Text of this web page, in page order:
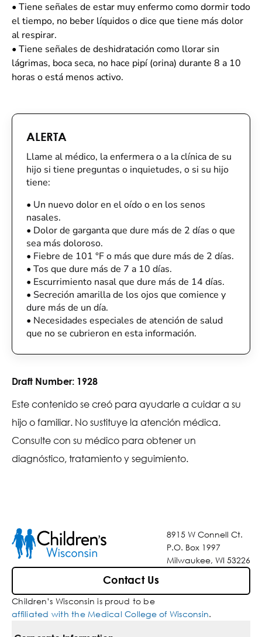
• Tiene señales de estar muy enfermo como dormir todo
el tiempo, no beber líquidos o dice que tiene más dolor
al respirar.
• Tiene señales de deshidratación como llorar sin
lágrimas, boca seca, no hace pipí (orina) durante 8 a 10
horas o está menos activo.
ALERTA
Llame al médico, la enfermera o a la clínica de su
hijo si tiene preguntas o inquietudes, o si su hijo
tiene:
• Un nuevo dolor en el oído o en los senos
nasales.
• Dolor de garganta que dure más de 2 días o que
sea más doloroso.
• Fiebre de 101 °F o más que dure más de 2 días.
• Tos que dure más de 7 a 10 días.
• Escurrimiento nasal que dure más de 14 días.
• Secreción amarilla de los ojos que comience y
dure más de un día.
• Necesidades especiales de atención de salud
que no se cubrieron en esta información.
Draft Number: 1928
Este contenido se creó para ayudarle a cuidar a su
hijo o familiar. No sustituye la atención médica.
Consulte con su médico para obtener un
diagnóstico, tratamiento y seguimiento.
8915 W Connell Ct.
P.O. Box 1997
Milwaukee, WI 53226
Contact Us
Children’s Wisconsin is proud to be
affiliated with the Medical College of Wisconsin.